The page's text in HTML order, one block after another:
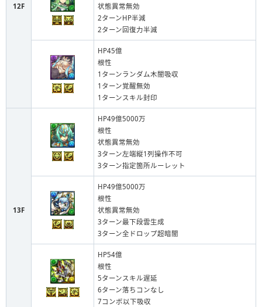
12F
状態異常無効
2ターンHP半減
2ターン回復力半減
HP45億
根性
1ターンランダム木闇吸収
1ターン覚醒無効
1ターンスキル封印
13F
HP49億5000万
根性
状態異常無効
3ターン左端縦1列操作不可
3ターン指定箇所ルーレット
HP49億5000万
根性
状態異常無効
3ターン最下段雲生成
3ターン全ドロップ超暗闇
HP54億
根性
5ターンスキル遅延
6ターン落ちコンなし
7コンボ以下吸収